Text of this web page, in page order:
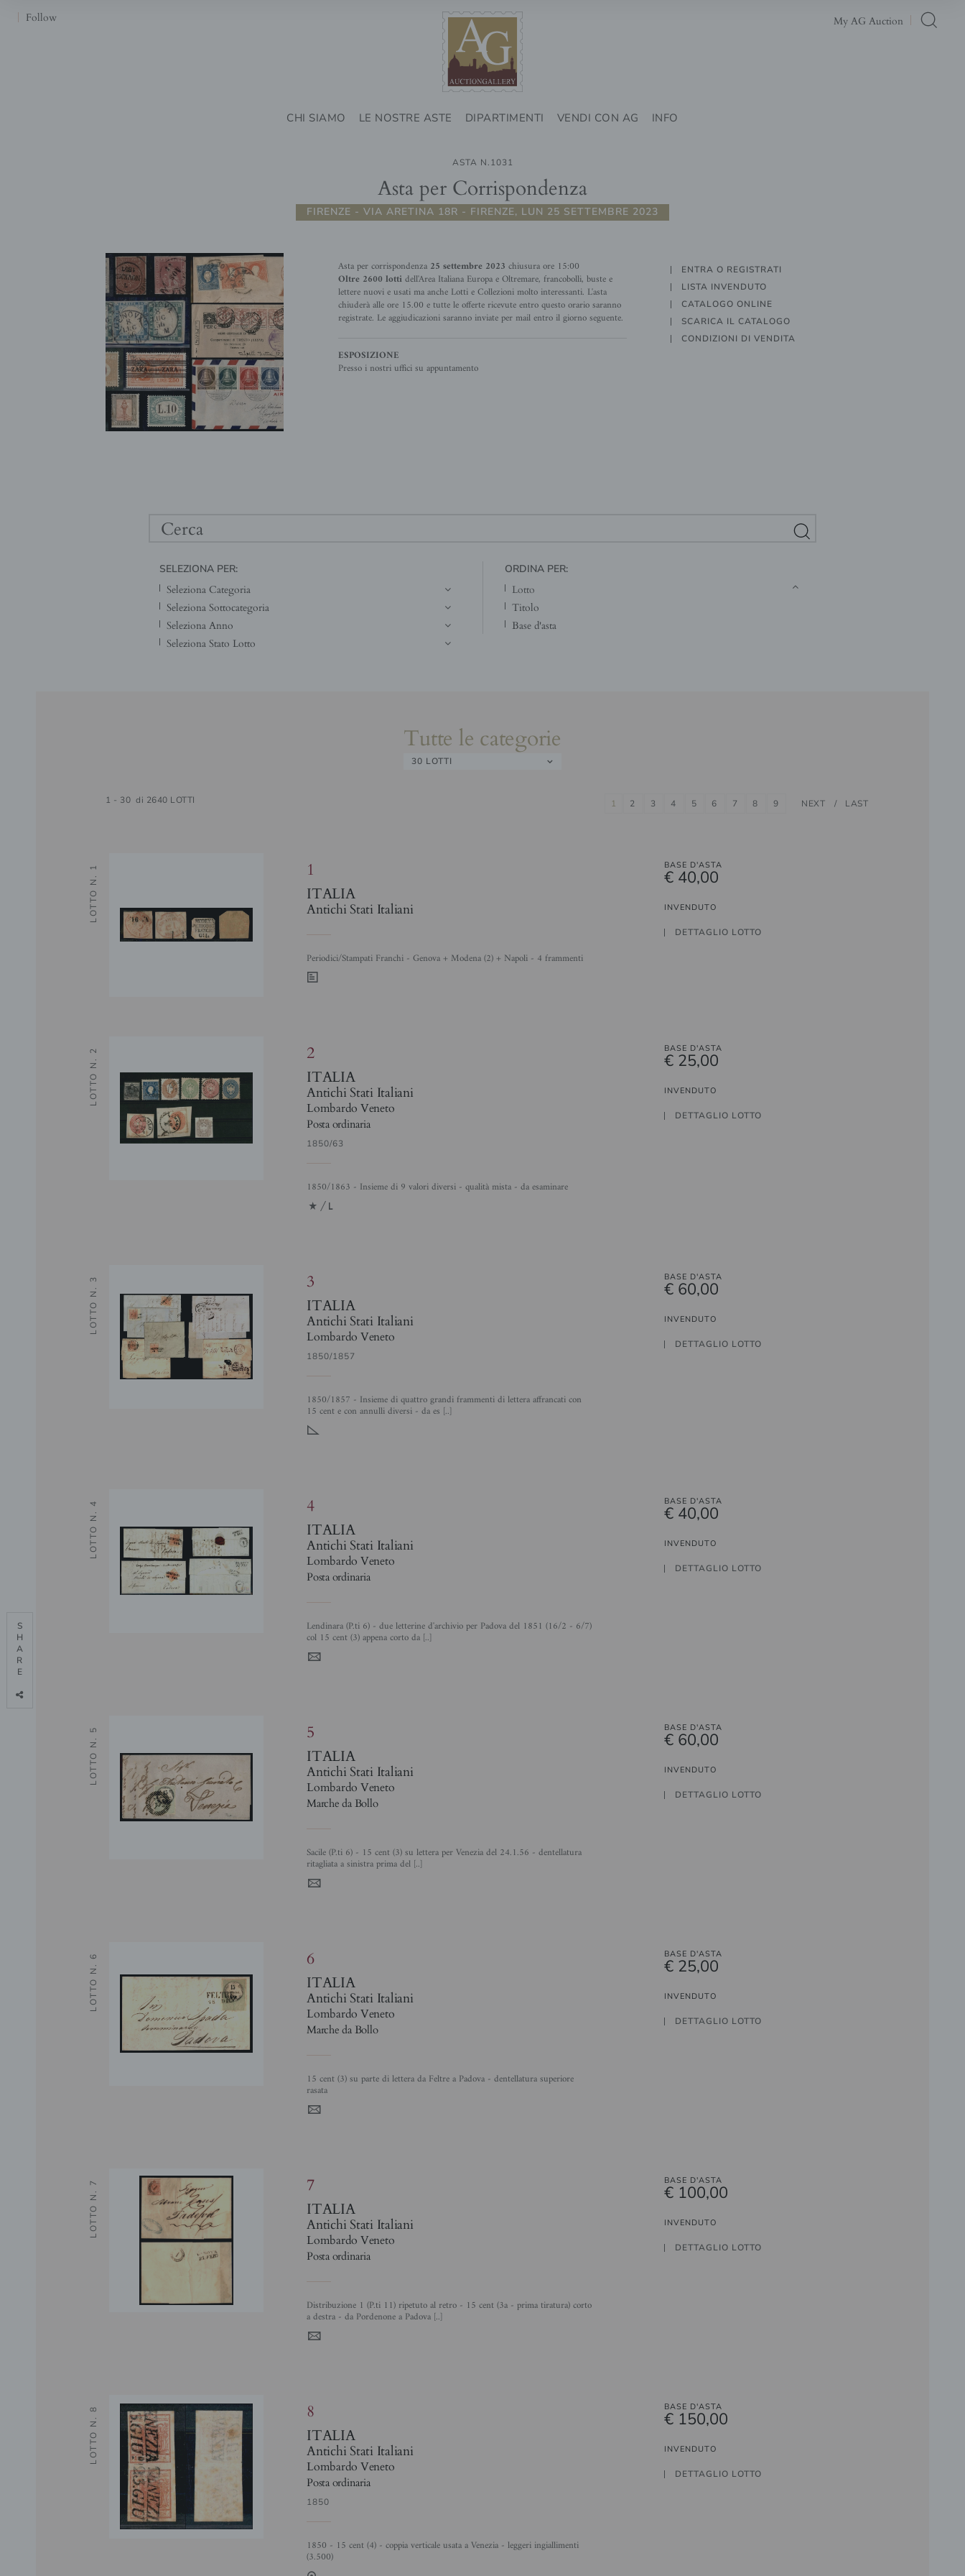
Follow My AG Auction
CHI SIAMO LE NOSTRE ASTE DIPARTIMENTI VENDI CON AG INFO
ASTA N.1031
Asta per Corrispondenza
FIRENZE - VIA ARETINA 18R - FIRENZE, LUN 25 SETTEMBRE 2023
Asta per corrispondenza 25 settembre 2023 chiusura ore 15:00
Oltre 2600 lottidell'Area Italiana Europa e Oltremare, francobolli, buste e
lettere nuovi e usati ma anche Lotti e Collezioni molto interessanti. L'asta
chiuderà alle ore 15.00 e tutte le offerte ricevute entro questo orario saranno
registrate. Le aggiudicazioni saranno inviate per mail entro il giorno seguente.
ESPOSIZIONE
Presso i nostri uffici su appuntamento
ENTRA O REGISTRATI
LISTA INVENDUTO
CATALOGO ONLINE
SCARICA IL CATALOGO
CONDIZIONI DI VENDITA
SELEZIONA PER: ORDINA PER:
lotto
titolo
base d'asta
Tutte le categorie
30 LOTTI
1 - 30 di 2640 LOTTI 1 2 3 4 5 6 7 8 9 NEXT LAST
1
ITALIA
Antichi Stati Italiani
Periodici/Stampati Franchi - Genova + Modena (2) + Napoli - 4 frammenti
0
LOTTO N. 1 BASE D'ASTA
€ 40,00
INVENDUTO
DETTAGLIO LOTTO
2
ITALIA
Antichi Stati Italiani
Lombardo Veneto
Posta ordinaria
1850/63
1850/1863 - Insieme di 9 valori diversi - qualità mista - da esaminare
1/L
LOTTO N. 2 BASE D'ASTA
€ 25,00
INVENDUTO
DETTAGLIO LOTTO
3
ITALIA
Antichi Stati Italiani
Lombardo Veneto
1850/1857
1850/1857 - Insieme di quattro grandi frammenti di lettera affrancati con
15 cent e con annulli diversi - da es [..]
!
LOTTO N. 3 BASE D'ASTA
€ 60,00
INVENDUTO
DETTAGLIO LOTTO
4
ITALIA
Antichi Stati Italiani
Lombardo Veneto
Posta ordinaria
Lendinara (P.ti 6) - due letterine d'archivio per Padova del 1851 (16/2 - 6/7)
col 15 cent (3) appena corto da [..]
4
LOTTO N. 4 BASE D'ASTA
€ 40,00
INVENDUTO
DETTAGLIO LOTTO
5
ITALIA
Antichi Stati Italiani
Lombardo Veneto
Marche da Bollo
Sacile (P.ti 6) - 15 cent (3) su lettera per Venezia del 24.1.56 - dentellatura
ritagliata a sinistra prima del [..]
4
LOTTO N. 5 BASE D'ASTA
€ 60,00
INVENDUTO
DETTAGLIO LOTTO
6
ITALIA
Antichi Stati Italiani
Lombardo Veneto
Marche da Bollo
15 cent (3) su parte di lettera da Feltre a Padova - dentellatura superiore
rasata
4
LOTTO N. 6 BASE D'ASTA
€ 25,00
INVENDUTO
DETTAGLIO LOTTO
7
ITALIA
Antichi Stati Italiani
Lombardo Veneto
Posta ordinaria
Distribuzione 1 (P.ti 11) ripetuto al retro - 15 cent (3a - prima tiratura) corto
a destra - da Pordenone a Padova [..]
4
LOTTO N. 7 BASE D'ASTA
€ 100,00
INVENDUTO
DETTAGLIO LOTTO
8
ITALIA
Antichi Stati Italiani
Lombardo Veneto
Posta ordinaria
1850
1850 - 15 cent (4) - coppia verticale usata a Venezia - leggeri ingiallimenti
(3.500)
LOTTO N. 8 BASE D'ASTA
€ 150,00
INVENDUTO
DETTAGLIO LOTTO
S
H
A
R
E